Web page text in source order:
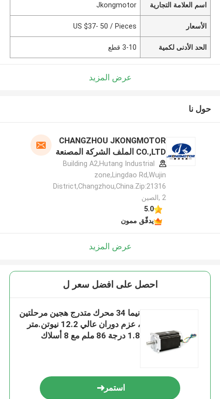
اسم العلامة التجارية Jkongmotor
الأسعار US $37- 50 / Pieces
الحد الأدنى لكمية 3-10 قطع
عرض المزيد
حول نا
CHANGZHOU JKONGMOTOR
CO.,LTD الملف الشركة المصنعة
Building A2,Hutang Industrial
zone,Lingdao Rd,Wujin
District,Changzhou,China.Zip:21316
2 ,الصين
5.0
يدقّق ممون
عرض المزيد
احصل على افضل سعر ل
نيما 34 محرك متدرج هجين مرحلتين
، عزم دوران عالي 12.2 نيوتن.متر
1.8 درجة 86 ملم مع 8 أسلاك
استمر